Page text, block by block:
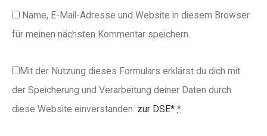
Name, E-Mail-Adresse und Website in diesem Browser
für meinen nächsten Kommentar speichern.
Mit der Nutzung dieses Formulars erklärst du dich mit
der Speicherung und Verarbeitung deiner Daten durch
diese Website einverstanden. zur DSE* *